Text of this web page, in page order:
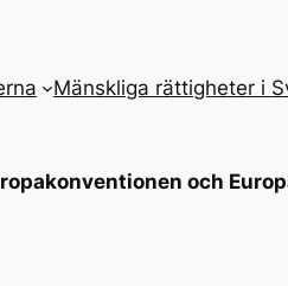
Mänskliga rättigheter i
och